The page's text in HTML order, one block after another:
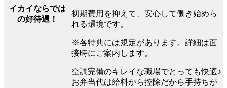
イカイならでは
の好待遇！
初期費用を抑えて、安心して働き始めら
れる環境です。
※各特典には規定があります。詳細は面
接時にご案内します。
空調完備のキレイな職場でとっても快適♪
お弁当代は給料から控除だから手持ちが